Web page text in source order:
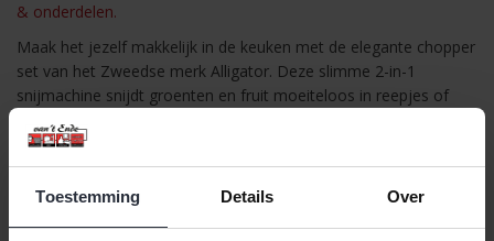
Toestemming Details Over
& onderdelen.
Maak het jezelf makkelijk in de keuken met de elegante chopper
set van het Zweedse merk Alligator. Deze slimme 2-in-1
snijmachine snijdt groenten en fruit moeiteloos in reepjes of
blokjes van 6 mm of 12 mm, dankzij twee verwisselbare
snijrasters. Alles valt direct in de bijgeleverde transparante
opvangbak, zodat je werkblad schoon blijft. Ideaal voor uien,
paprika’s, wortels, appels, aardappels en meer. Gemaakt van